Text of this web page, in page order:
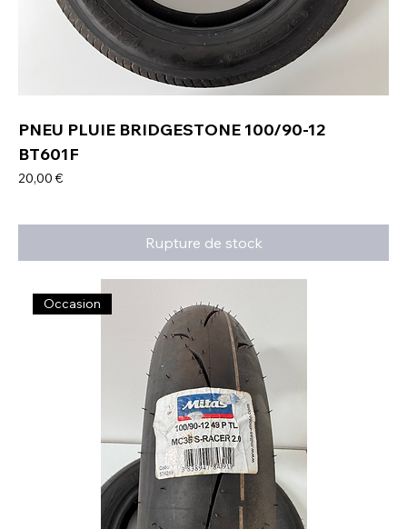
PNEU PLUIE BRIDGESTONE 100/90-12
BT601F
Prix
20,00 €
Rupture de stock
Occasion